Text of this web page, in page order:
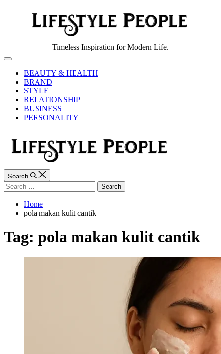
People
Timeless Inspiration for Modern Life.
Off
CanvasBEAUTY & HEALTH
BRAND
STYLE
RELATIONSHIP
BUSINESS
PERSONALITY
Search
Search
for:
Home
pola makan kulit cantik
Tag: pola makan kulit cantik